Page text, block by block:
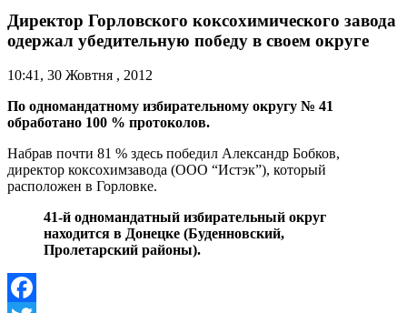
Директор Горловского коксохимического завода
одержал убедительную победу в своем округе
10:41, 30 Жовтня , 2012
По одномандатному избирательному округу № 41
обработано 100 % протоколов.
Набрав почти 81 % здесь победил Александр Бобков,
директор коксохимзавода (ООО “Истэк”), который
расположен в Горловке.
41-й одномандатный избирательный округ
находится в Донецке (Буденновский,
Пролетарский районы).